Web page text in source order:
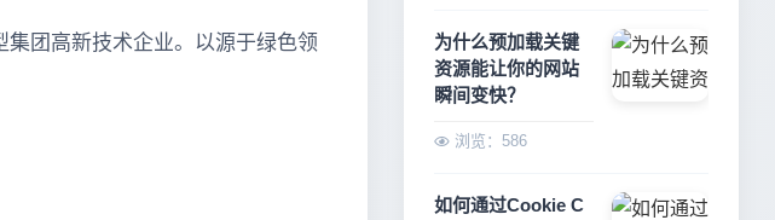
团高新技术企业。以源于绿色领
为什么预加载关键
资源能让你的网站
瞬间变快？
浏览：586
如何通过Cookie C